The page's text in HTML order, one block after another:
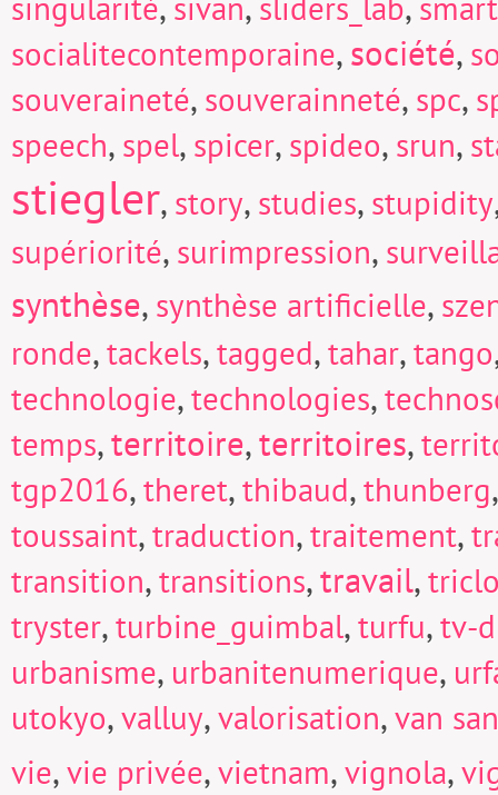
singularité sivan sliders_lab
socialitecontemporaine,société,
souveraineté, souverainneté, spc,
speech, spel, spicer, spideo, srun,
stiegler, story, studies, stupidity
supériorité, surimpression,
synthèse, synthèse artificielle,
ronde,tackels,tagged,tahar,tango
technologie,technologies,
temps,territoire,territoires,
tgp2016,theret,thibaud,thunberg
toussaint,traduction,traitement,
transition,transitions,travail,
tryster,turbine_guimbal,turfu,tv-
urbanisme, urbanitenumerique,
utokyo,valluy,valorisation,van
vie,vie privée,vietnam,vignola,